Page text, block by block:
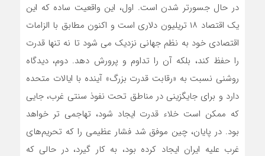
در حال جسورتر شدن است. اول، این واقعیت ساده که این
یک اقتصاد ۱۸ تریلیون دلاری است و اکنون مطابق با الزامات
اقتصادی خود به نظم جهانی نزدیک می شود تا نه تنها قدرت
را حفظ کند، بلکه آن را تداوم و پرورش دهد. دوم، دیدگاه
روشنی نسبت به «رقابت قدرت بزرگ» آینده با ایالات متحده
دارد و برای جایگزینی در مناطق تحت نفوذ سنتی غرب، جایی
که ممکن است خلاء قدرت ایجاد شود، تهاجمی تر خواهد
بود. در پایان، چین موفق شد فشار عظیمی را که تحریم‌های
غرب علیه ایران ایجاد کرده بود، به کار گیرد، در حالی که